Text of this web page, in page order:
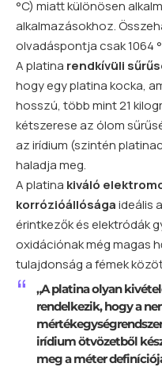
°C) miatt különösen
alkalmazásokhoz.
olvadáspontja csak 1064
A platina rendkívüli
hogy egy platina kocka,
hosszú, több mint 21
kétszerese az ólom
az irídium (szintén
haladja meg.
A platina kiváló
korrózióállóságaideális
érintkezők és elektródák
oxidációnak még magas
tulajdonság a fémek
„A platina olyan
rendelkezik, hogy a
irídium ötvözetből
meg a méter